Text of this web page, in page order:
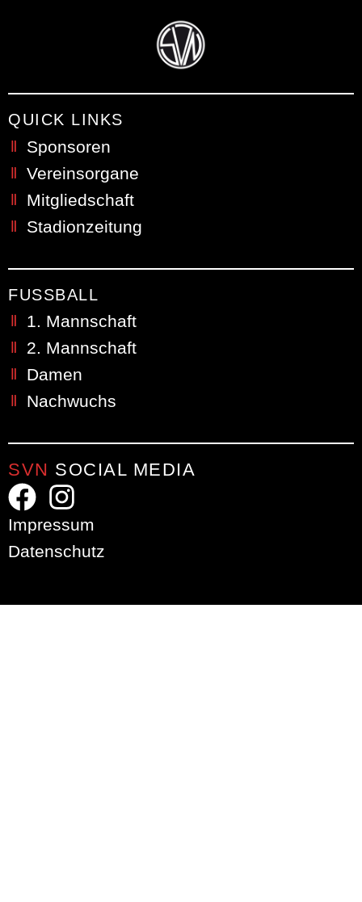
QUICK LINKS
Sponsoren
Vereinsorgane
Mitgliedschaft
Stadionzeitung
FUSSBALL
1. Mannschaft
2. Mannschaft
Damen
Nachwuchs
SVN SOCIAL MEDIA
Impressum
Datenschutz